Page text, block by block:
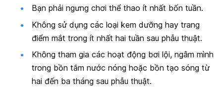
Bạn phải ngưng chơi thể thao ít nhất bốn tuần.
Không sử dụng các loại kem dưỡng hay trang
điểm mắt trong ít nhất hai tuần sau phẫu thuật.
Không tham gia các hoạt động bơi lội, ngâm mình
trong bồn tắm nước nóng hoặc bồn tạo sóng từ
hai đến ba tháng sau phẫu thuật.